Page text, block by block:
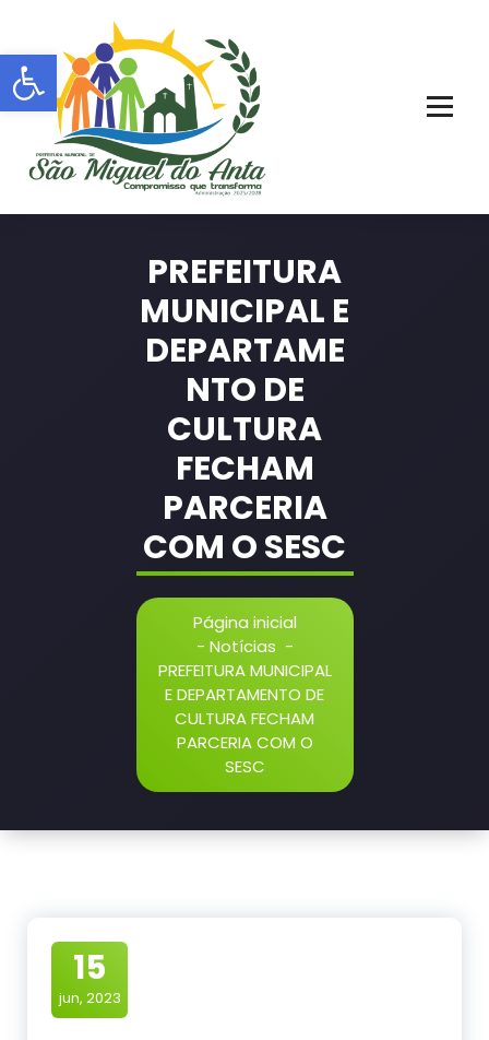
Barra de Ferramentas Aberta
o
conteúdo
PREFEITURA
MUNICIPAL E
DEPARTAME
NTO DE
CULTURA
FECHAM
PARCERIA
COM O SESC
Página inicial
- Notícias -
PREFEITURA MUNICIPAL
E DEPARTAMENTO DE
CULTURA FECHAM
PARCERIA COM O
SESC
15
jun, 2023